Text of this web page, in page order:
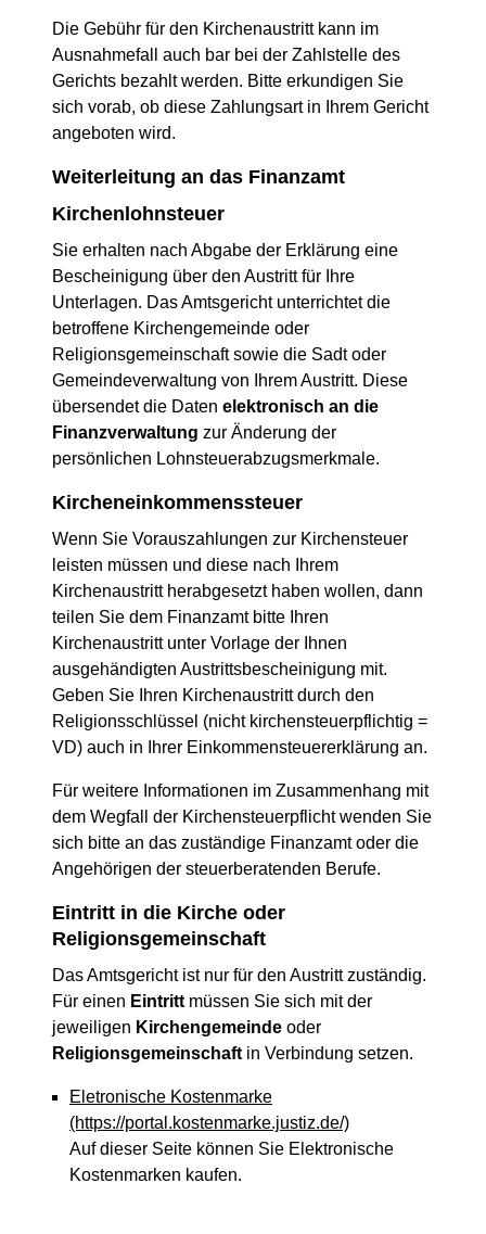
Die Gebühr für den Kirchenaustritt kann im
Ausnahmefall auch bar bei der Zahlstelle des
Gerichts bezahlt werden. Bitte erkundigen Sie
sich vorab, ob diese Zahlungsart in Ihrem Gericht
angeboten wird.
Weiterleitung an das Finanzamt
Kirchenlohnsteuer
Sie erhalten nach Abgabe der Erklärung eine
Bescheinigung über den Austritt für Ihre
Unterlagen. Das Amtsgericht unterrichtet die
betroffene Kirchengemeinde oder
Religionsgemeinschaft sowie die Sadt oder
Gemeindeverwaltung von Ihrem Austritt. Diese
übersendet die Daten elektronisch an die
Finanzverwaltung zur Änderung der
persönlichen Lohnsteuerabzugsmerkmale.
Kircheneinkommenssteuer
Wenn Sie Vorauszahlungen zur Kirchensteuer
leisten müssen und diese nach Ihrem
Kirchenaustritt herabgesetzt haben wollen, dann
teilen Sie dem Finanzamt bitte Ihren
Kirchenaustritt unter Vorlage der Ihnen
ausgehändigten Austrittsbescheinigung mit.
Geben Sie Ihren Kirchenaustritt durch den
Religionsschlüssel (nicht kirchensteuerpflichtig =
VD) auch in Ihrer Einkommensteuererklärung an.
Für weitere Informationen im Zusammenhang mit
dem Wegfall der Kirchensteuerpflicht wenden Sie
sich bitte an das zuständige Finanzamt oder die
Angehörigen der steuerberatenden Berufe.
Eintritt in die Kirche oder
Religionsgemeinschaft
Das Amtsgericht ist nur für den Austritt zuständig.
Für einen Eintritt müssen Sie sich mit der
jeweiligen Kirchengemeinde oder
Religionsgemeinschaft in Verbindung setzen.
Eletronische Kostenmarke
(https://portal.kostenmarke.justiz.de/)
Auf dieser Seite können Sie Elektronische
Kostenmarken kaufen.